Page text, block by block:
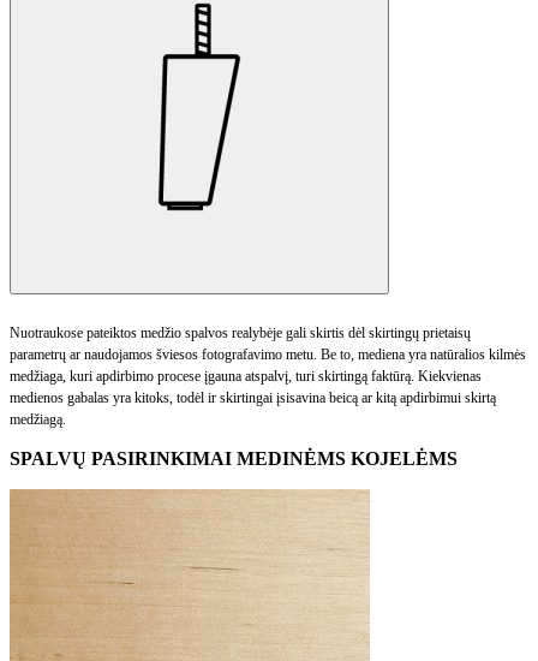
Nuotraukose pateiktos medžio spalvos realybėje gali skirtis dėl skirtingų prietaisų
parametrų ar naudojamos šviesos fotografavimo metu. Be to, mediena yra natūralios kilmės
medžiaga, kuri apdirbimo procese įgauna atspalvį, turi skirtingą faktūrą. Kiekvienas
medienos gabalas yra kitoks, todėl ir skirtingai įsisavina beicą ar kitą apdirbimui skirtą
medžiagą.
SPALVŲ PASIRINKIMAI MEDINĖMS KOJELĖMS